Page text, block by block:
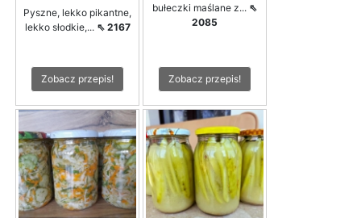
Pyszne, lekko pikantne,
lekko słodkie,... ⇖ 2167
Zobacz przepis!
bułeczki maślane z... ⇖
2085
Zobacz przepis!